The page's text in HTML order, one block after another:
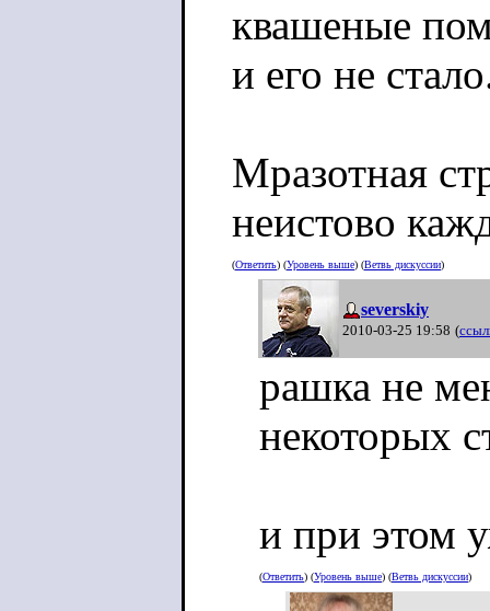
квашеные
и его не
Мразотная
неистово
(Ответить) (Уровень выше) (Ветвь дискуссии)
severskiy
2010-03-25 19:58 (
рашка не
некоторых
и при этом
(Ответить) (Уровень выше) (Ветвь дискуссии)